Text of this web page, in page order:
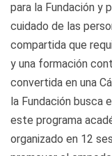
para la Fundación y
cuidado de las
compartida que
y una formación
convertida en una
la Fundación busca
este programa
organizado en 12